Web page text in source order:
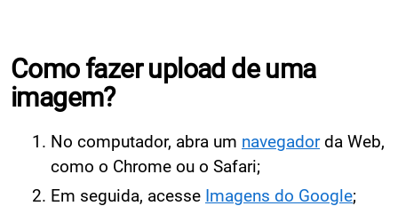
Como fazer upload de uma
imagem?
No computador, abra um navegadorda Web,
como o Chrome ou o Safari;
Em seguida, acesse Imagens do Google;